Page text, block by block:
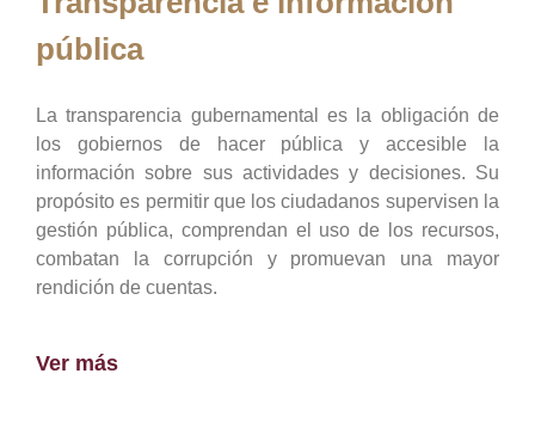
pública
La transparencia gubernamental es la obligación de
los gobiernos de hacer pública y accesible la
información sobre sus actividades y decisiones. Su
propósito es permitir que los ciudadanos supervisen la
gestión pública, comprendan el uso de los recursos,
combatan la corrupción y promuevan una mayor
rendición de cuentas.
Ver más